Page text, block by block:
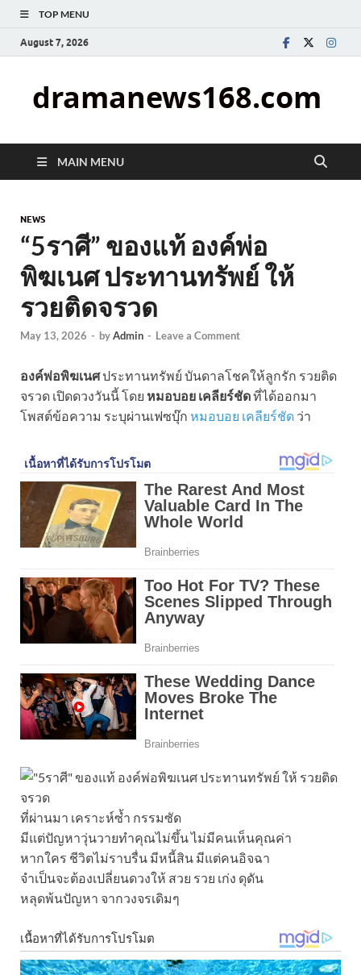
TOP MENU
August 7, 2026
dramanews168.com
MAIN MENU
NEWS
“5ราศี” ของแท้ องค์พ่อ
พิฆเนศ ประทานทรัพย์ ให้
รวยติดจรวด
May 13, 2026 - byAdmin - Leave a Comment
องค์พ่อพิฆเนศประทานทรัพย์ บันดาลโชคให้ลูกรัก รวยติด
จรวด เปิดดวงวันนี้ โดย หมอบอย เคลียร์ชัดที่ได้ออกมา
โพสต์ข้อความ ระบุผ่านเฟซบุ๊ก หมอบอย เคลียร์ชัด ว่า
ที่ผ่านมา เคราะห์ซ้ำ กรรมซัด
มีแต่ปัญหาวุ่นวายทำคุณไม่ขึ้น ไม่มีคนเห็นคุณค่า
หากใคร ชีวิตไม่ราบรื่น มีหนี้สิน มีแต่คนอิจฉา
จำเป็นจะต้องเปลี่ยนดวงให้ สวย รวย เก่ง ดุดัน
หลุดพ้นปัญหา จากวงจรเดิมๆ